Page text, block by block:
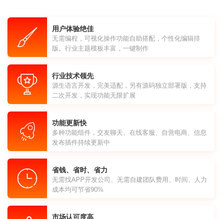
用户体验绝佳
无需编程，可视化操作功能自助搭配，个性化编辑排
版。行业主题模板丰富，一键制作
行业技术领先
源生语言开发，完美适配，另有源码独立部署版，支持
二次开发，实现功能无限扩展
功能更新快
多种功能组件，交友聊天、在线客服、自营电商、信息
发布插件持续更新中
省钱、省时、省力
无需找APP开发公司、无需自建团队费用、时间、人力
成本均可节省90%
市场认可度高